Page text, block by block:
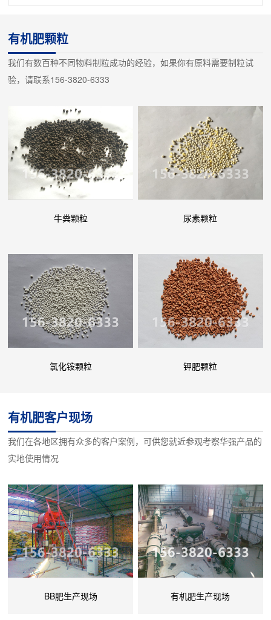
于化肥行业原料的加湿混合。使物料充分搅拌。并兼容输送功能。
（传动机械）；2、对啮合传动齿轮；3、前后止推轴承组件；4、
主、被动螺旋搅拌轴；5、槽体；6、加湿器；7、进出料口；8、
底座架；工作原理：当干粉状物料由给料机定量通...
有机肥颗粒
我们有数百种不同物料制粒成功的经验，如果你有原料需要制粒试
验，请联系156-3820-6333
牛粪颗粒 尿素颗粒
氯化铵颗粒 钾肥颗粒
有机肥客户现场
我们在各地区拥有众多的客户案例，可供您就近参观考察华强产品的
实地使用情况
BB肥生产现场 有机肥生产现场